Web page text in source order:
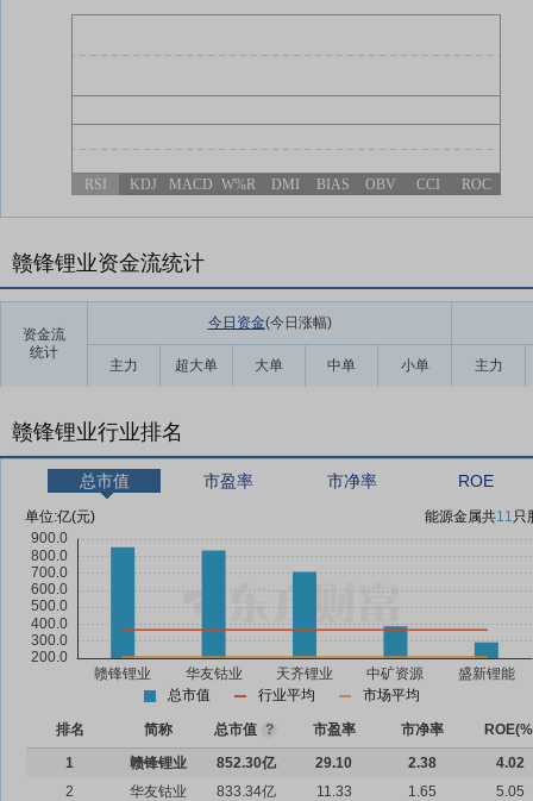
RSI KDJ MACD W%R DMI BIAS OBV CCI ROC
赣锋锂业资金流统计
资金流
统计
今日资金(今日涨幅)
主力 超大单 大单 中单 小单 主力
赣锋锂业行业排名
总市值 市盈率 市净率 ROE
单位:亿(元) 能源金属共11只
总市值 行业平均 市场平均
排名 简称 总市值 ? 市盈率 市净率
1
赣锋锂业 852.30亿 29.10 2.38
4.02
2
华友钴业 833.34亿 11.33 1.65
5.05